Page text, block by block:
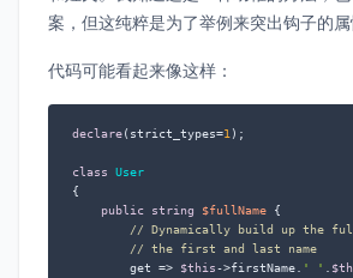
案，但这纯粹是为了举例来突出钩子的属
代码可能看起来像这样：
declare(strict_types=1 );
class
User
{
public
string $fullName {
// Dynamically build up the full
// the first and last name
        get =>
$this->firstName. ' '